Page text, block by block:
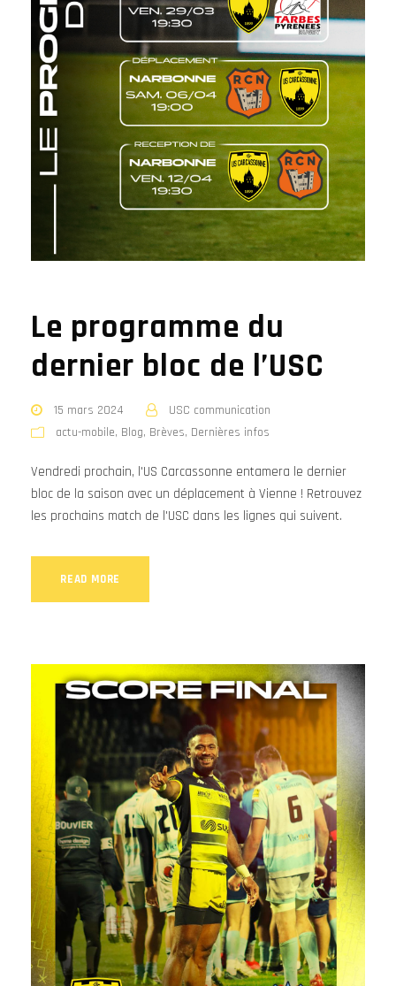
Le programme du
dernier bloc de l’USC
15 mars 2024
USC communication
actu-mobile, Blog, Brèves, Dernières infos
Vendredi prochain, l'US Carcassonne entamera le dernier
bloc de la saison avec un déplacement à Vienne ! Retrouvez
les prochains match de l'USC dans les lignes qui suivent.
READ MORE